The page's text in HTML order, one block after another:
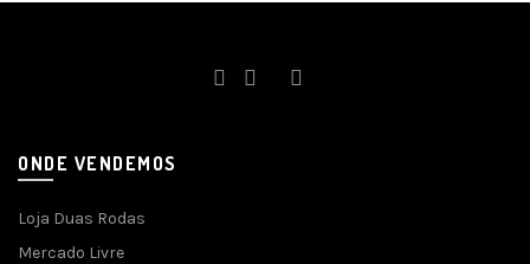
ONDE VENDEMOS
Loja Duas Rodas
Mercado Livre